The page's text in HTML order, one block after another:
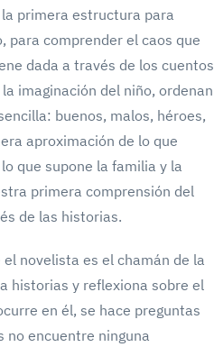
primera estructura para
para comprender el caos que
dada a través de los cuentos
imaginación del niño, ordenan
buenos, malos, héroes,
aproximación de lo que
que supone la familia y la
primera comprensión del
de las historias.
novelista es el chamán de la
historias y reflexiona sobre el
en él, se hace preguntas
no encuentre ninguna